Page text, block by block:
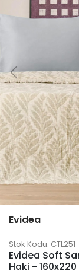
Evidea
Stok Kodu: CTL251
Evidea Soft
Haki -